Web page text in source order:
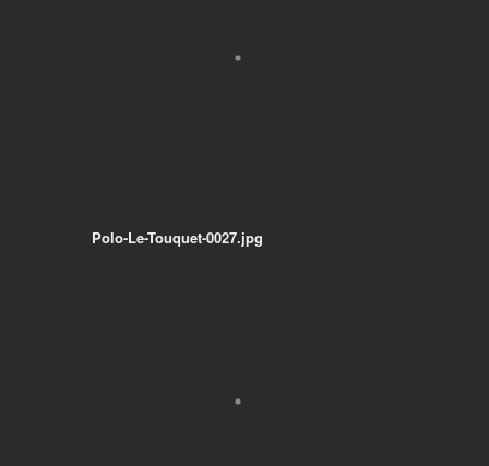
Polo-Le-Touquet-0027.jpg